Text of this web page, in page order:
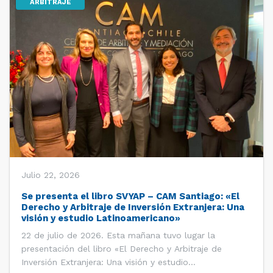
ARBITRAJE
Julio 22, 2026
Se presenta el libro SVYAP – CAM Santiago: «El
Derecho y Arbitraje de Inversión Extranjera: Una
visión y estudio Latinoamericano»
22 de julio de 2026. Esta mañana tuvo lugar la
presentación del libro «El Derecho y Arbitraje de
Inversión Extranjera: Una visión y estudio